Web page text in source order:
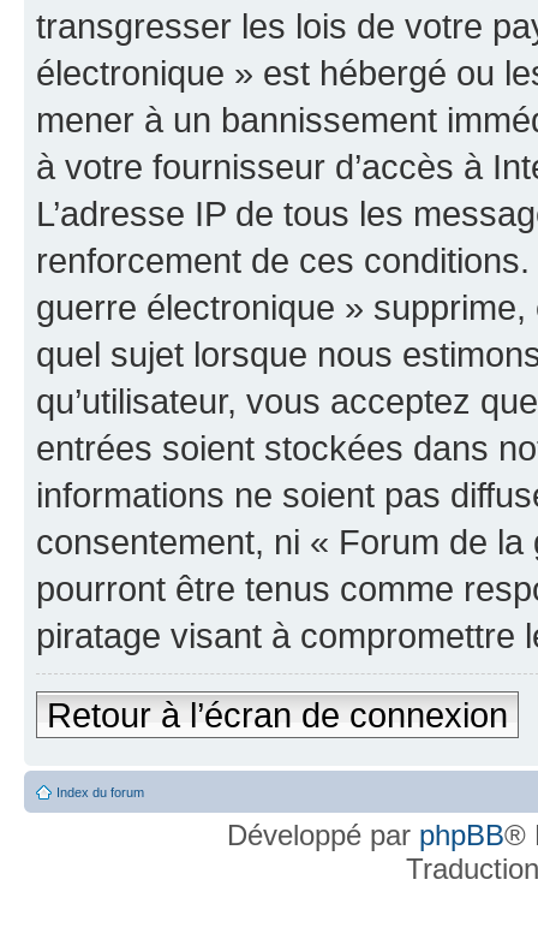
transgresser les lois de votre
électronique » est hébergé ou
mener à un bannissement
à votre fournisseur d’accès à
L’adresse IP de tous les
renforcement de ces
guerre électronique »
quel sujet lorsque nous
qu’utilisateur, vous acceptez
entrées soient stockées dans
informations ne soient pas
consentement, ni « Forum de
pourront être tenus comme
piratage visant à compromettre
Retour à l’écran de connexion
Index du forum
Développé par phpBB®